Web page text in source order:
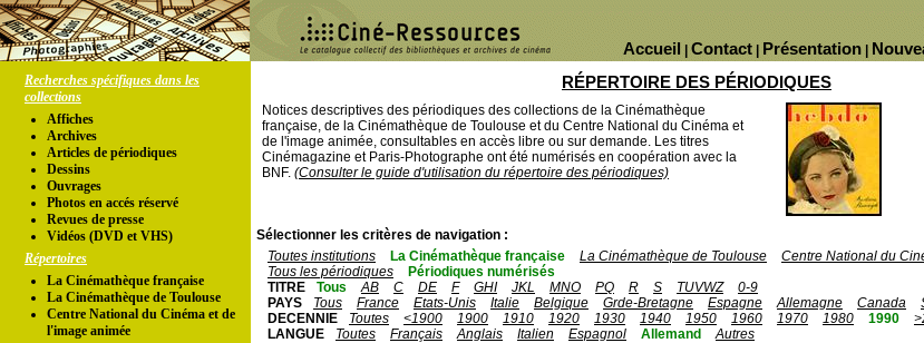
Présentation
Contact
Accueil
Recherches spécifiques dans les
collections
Affiches
Archives
Articles de périodiques
Dessins
Ouvrages
Photos en accés réservé
Revues de presse
Vidéos (DVD et VHS)
Répertoires
La Cinémathèque française
La Cinémathèque de Toulouse
Centre National du Cinéma et de
l'image animée
RÉPERTOIRE DES PÉRIODIQUES
Notices descriptives des périodiques des collections de la Cinémathèque
française, de la Cinémathèque de Toulouse et du Centre National du Cinéma et
de l'image animée, consultables en accès libre ou sur demande. Les titres
Cinémagazine et Paris-Photographe ont été numérisés en coopération avec la
BNF. (Consulter le guide d'utilisation du répertoire des périodiques)
Sélectionner les critères de navigation :
Toutes institutions
La Cinémathèque française La Cinémathèque de Toulouse
Centre National du
Tous les périodiques
Périodiques numérisés
TITRE
Tous AB C DE F GHI JKL MNO PQ R S TUVWZ
0-9
PAYS
Tous France Etats-Unis Italie Belgique Grde-Bretagne Espagne Allemagne Canada
DECENNIE
Toutes <1900 1900 1910 1920 1930 1940 1950 1960 1970 1980 1990
LANGUE
Toutes Français Anglais Italien Espagnol Allemand
Autres